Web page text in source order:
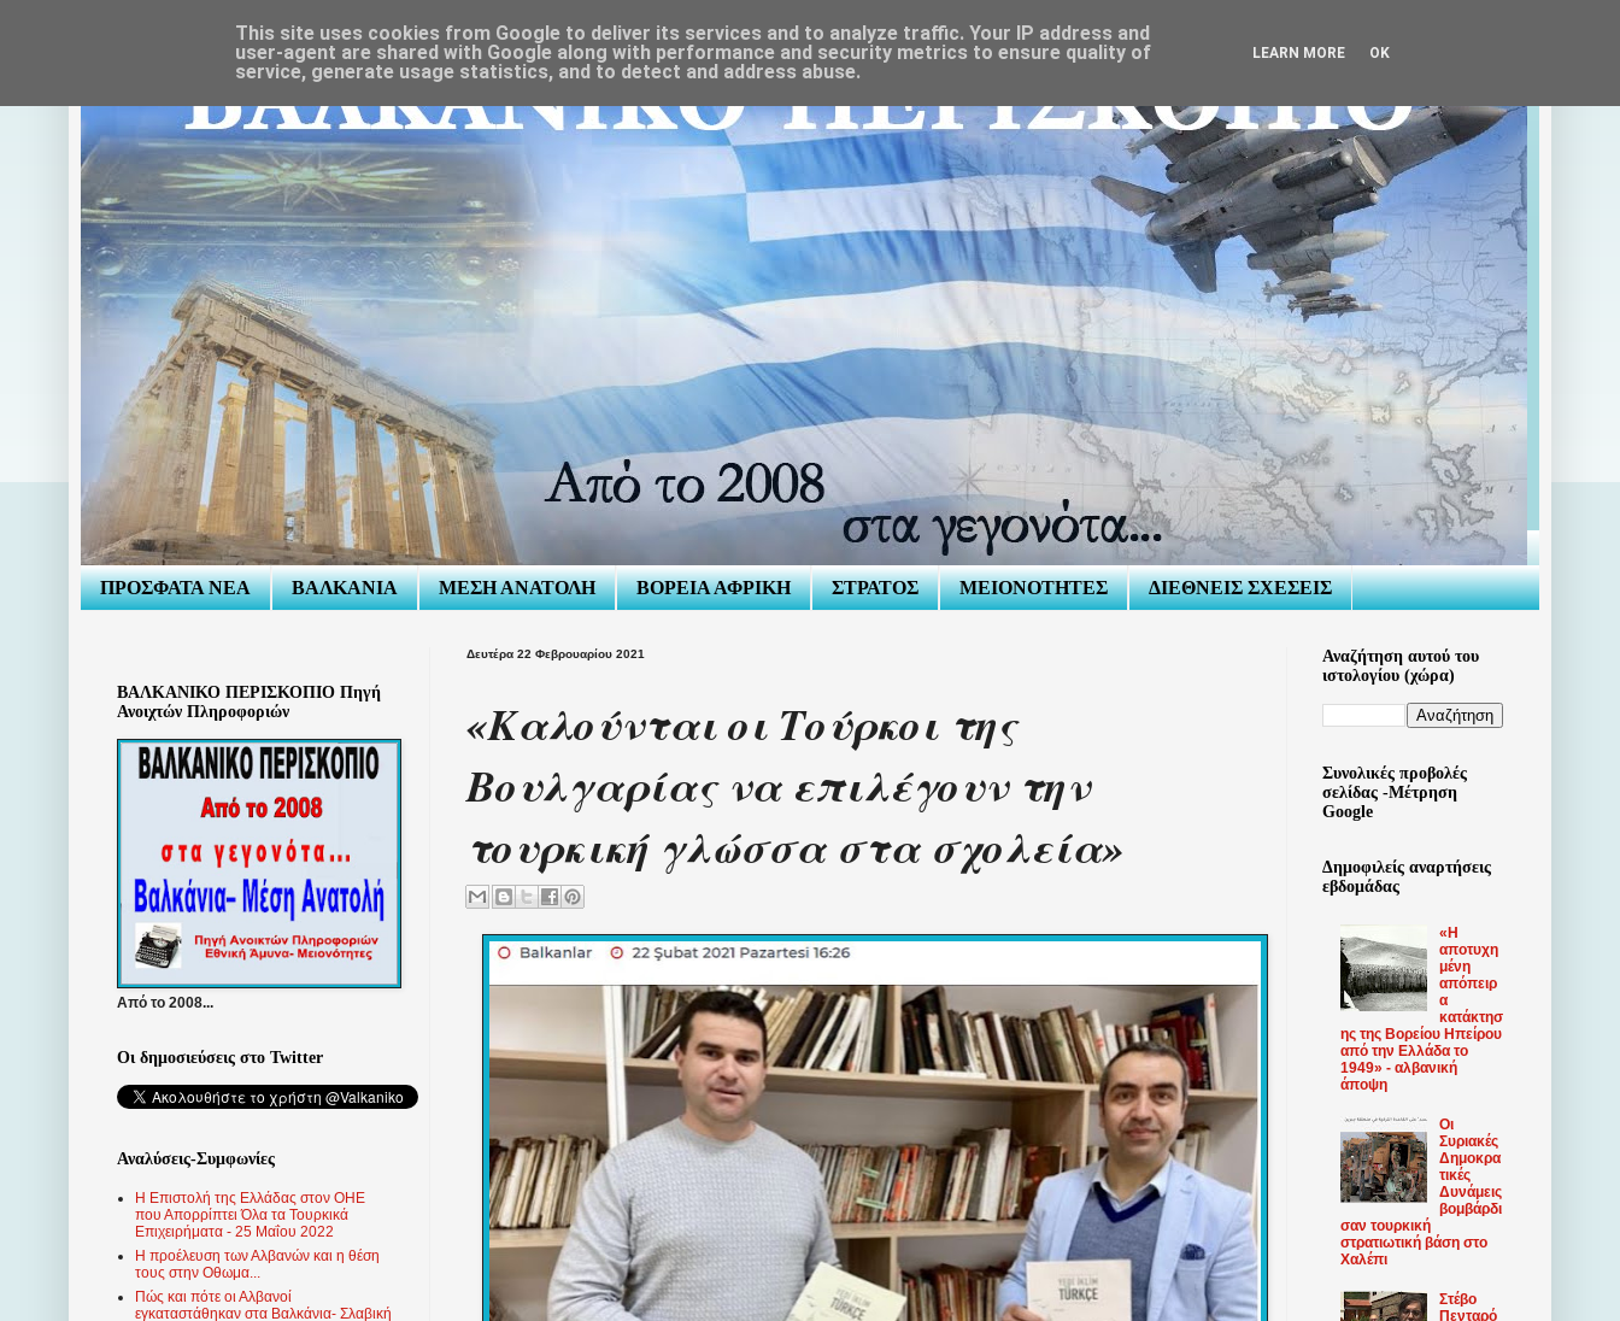
ΠΡΟΣΦΑΤΑ ΝΕΑ ΒΑΛΚΑΝΙΑ ΜΕΣΗ ΑΝΑΤΟΛΗ ΒΟΡΕΙΑ ΑΦΡΙΚΗ ΣΤΡΑΤΟΣ ΜΕΙΟΝΟΤΗΤΕΣ ΔΙΕΘΝΕΙΣ ΣΧΕΣΕΙΣ
Δευτέρα 22 Φεβρουαρίου 2021
«Καλούνται οι Τούρκοι της
Βουλγαρίας να επιλέγουν την
τουρκική γλώσσα στα σχολεία»
ΒΑΛΚΑΝΙΚΟ ΠΕΡΙΣΚΟΠΙΟ Πηγή
Ανοιχτών Πληροφοριών
Από το 2008...
Οι δημοσιεύσεις στο Twitter
Αναλύσεις-Συμφωνίες
Η Επιστολή της Ελλάδας στον ΟΗΕ
που Απορρίπτει Όλα τα Τουρκικά
Επιχειρήματα - 25 Μαΐου 2022
Η προέλευση των Αλβανών και η θέση
τους στην Οθωμα...
Πώς και πότε οι Αλβανοί
εγκαταστάθηκαν στα Βαλκάνια- Σλαβική
Αναζήτηση αυτού του
ιστολογίου (χώρα)
Συνολικές προβολές
σελίδας -Μέτρηση
Google
Δημοφιλείς αναρτήσεις
εβδομάδας
«Η
αποτυχη
μένη
απόπειρ
α
κατάκτησ
ης της Βορείου Ηπείρου
από την Ελλάδα το
1949» - αλβανική
άποψη
Οι
Συριακές
Δημοκρα
τικές
Δυνάμεις
βομβάρδι
σαν τουρκική
στρατιωτική βάση στο
Χαλέπι
Στέβο
Πενταρό
This site uses cookies from Google to deliver its services and to analyze traffic. Your IP address and
user-agent are shared with Google along with performance and security metrics to ensure quality of
service, generate usage statistics, and to detect and address abuse.
LEARN MORE OK